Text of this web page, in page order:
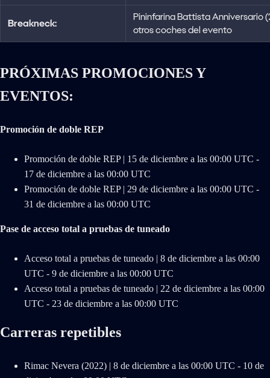
Breakneck:
Pininfarina Battista Anniversario
otros coches del evento
PRÓXIMAS PROMOCIONES Y
EVENTOS:
Promoción de doble REP
Promoción de doble REP | 15 de diciembre a las 00:00 UTC -
17 de diciembre a las 00:00 UTC
Promoción de doble REP | 29 de diciembre a las 00:00 UTC -
31 de diciembre a las 00:00 UTC
Pase de acceso total a pruebas de tuneado
Acceso total a pruebas de tuneado | 8 de diciembre a las 00:00
UTC - 9 de diciembre a las 00:00 UTC
Acceso total a pruebas de tuneado | 22 de diciembre a las 00:00
UTC - 23 de diciembre a las 00:00 UTC
Carreras repetibles
Rimac Nevera (2022) | 8 de diciembre a las 00:00 UTC - 10 de